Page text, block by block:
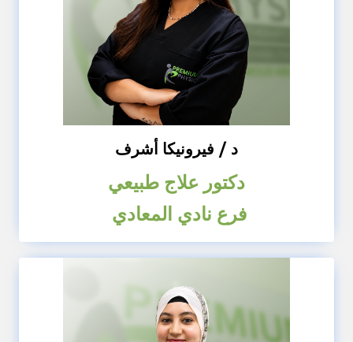
د / فيرونيكا أشرف
دكتور علاج طبيعي
فرع نادي المعادي